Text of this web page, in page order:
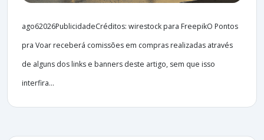
ago62026PublicidadeCréditos: wirestock para FreepikO Pontos
pra Voar receberá comissões em compras realizadas através
de alguns dos links e banners deste artigo, sem que isso
interfira...